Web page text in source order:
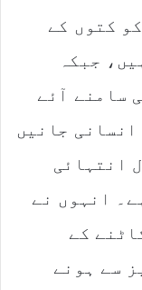
کتوں کے
جبکہ
سامنے آئے
جانیں
انتہائی
انہوں نے
کے
سے ہونے